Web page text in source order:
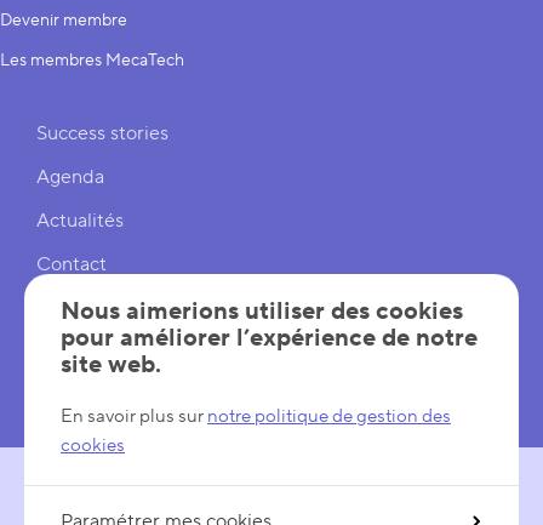
Devenir membre
Les membres MecaTech
Liens rapides
Success stories
Agenda
Actualités
Contact
Cookies
Réglages cookies
SUIVEZ-NOUS
Nous aimerions utiliser des cookies
pour améliorer l’expérience de notre
site web.
En savoir plus sur notre politique de gestion des
cookies